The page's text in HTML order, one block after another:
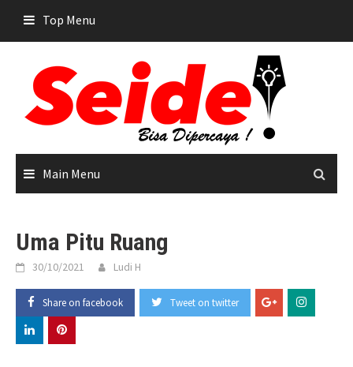
content
Top Menu
Main Menu
Uma Pitu Ruang
30/10/2021 Ludi H
Share on facebook Tweet on twitter